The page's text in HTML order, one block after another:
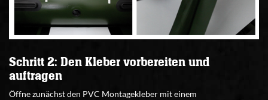
Schritt 2: Den Kleber vorbereiten und
auftragen
Öffne zunächst den PVC Montagekleber mit einem